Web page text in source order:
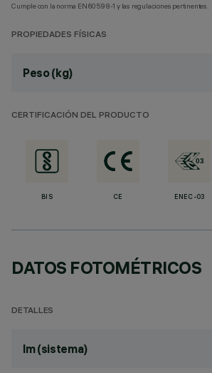
Cumple con la norma EN60598-1 y las regulaciones pertinentes.
PROPIEDADES FÍSICAS
Peso (kg)
CERTIFICACIÓN DEL PRODUCTO
BIS CE ENEC-03
DATOS FOTOMÉTRICOS
DETALLES
lm (sistema)